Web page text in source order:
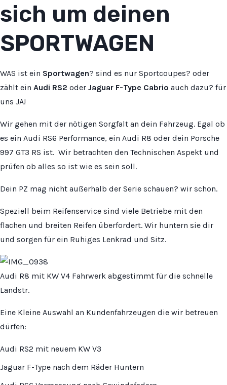
sich um deinen
SPORTWAGEN
WAS ist ein Sportwagen? sind es nur Sportcoupes? oder
zählt ein Audi RS2 oder Jaguar F-Type Cabrio auch dazu? für
uns JA!
Wir gehen mit der nötigen Sorgfalt an dein Fahrzeug. Egal ob
es ein Audi RS6 Performance, ein Audi R8 oder dein Porsche
997 GT3 RS ist. Wir betrachten den Technischen Aspekt und
prüfen ob alles so ist wie es sein soll.
Dein PZ mag nicht außerhalb der Serie schauen? wir schon.
Speziell beim Reifenservice sind viele Betriebe mit den
flachen und breiten Reifen überfordert. Wir huntern sie dir
und sorgen für ein Ruhiges Lenkrad und Sitz.
Audi R8 mit KW V4 Fahrwerk abgestimmt für die schnelle
Landstr.
Eine Kleine Auswahl an Kundenfahrzeugen die wir betreuen
dürfen:
Audi RS2 mit neuem KW V3
Jaguar F-Type nach dem Räder Huntern